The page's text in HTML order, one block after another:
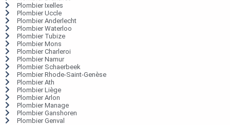
Plombier Ixelles
Plombier Uccle
Plombier Anderlecht
Plombier Waterloo
Plombier Tubize
Plombier Mons
Plombier Charleroi
Plombier Namur
Plombier Schaerbeek
Plombier Rhode-Saint-Genèse
Plombier Ath
Plombier Liège
Plombier Arlon
Plombier Manage
Plombier Ganshoren
Plombier Genval